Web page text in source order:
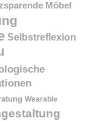
Möbel
Selbstreflexion
Wearable